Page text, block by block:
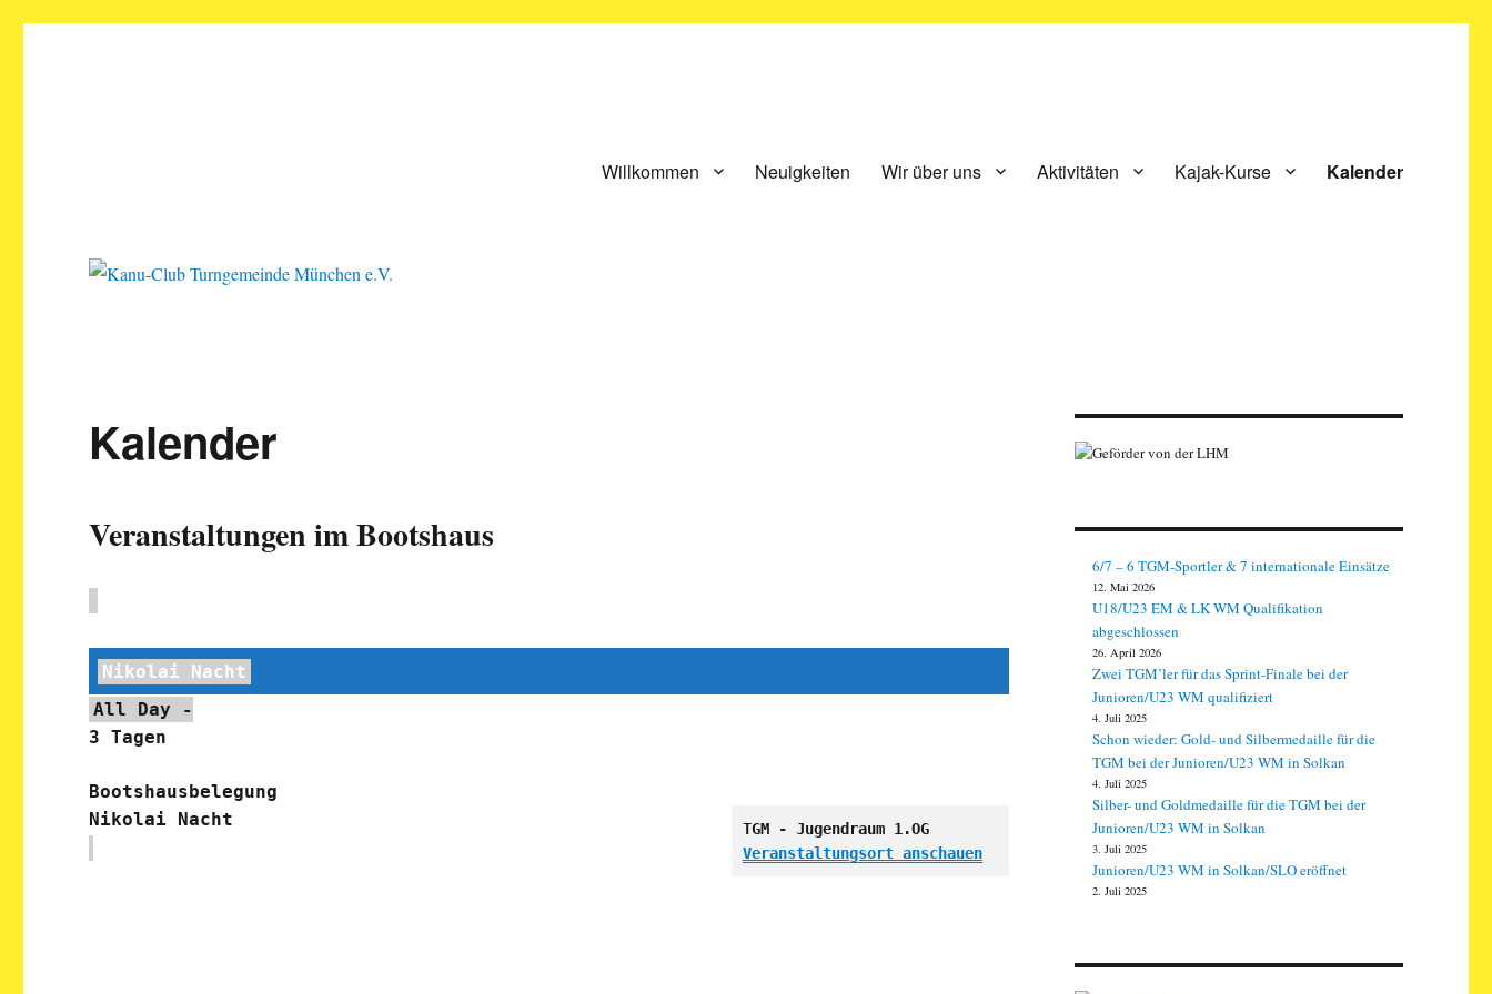
Willkommen Neuigkeiten Wir über uns Aktivitäten Kajak-Kurse Kalender
Kalender
Veranstaltungen im Bootshaus
Nikolai Nacht
All Day -
3 Tagen
Bootshausbelegung
TGM - Jugendraum 1.OG
Veranstaltungsort anschauen
Nikolai Nacht
6/7 – 6 TGM-Sportler & 7 internationale Einsätze
12. Mai 2026
U18/U23 EM & LK WM Qualifikation
abgeschlossen
26. April 2026
Zwei TGM’ler für das Sprint-Finale bei der
Junioren/U23 WM qualifiziert
4. Juli 2025
Schon wieder: Gold- und Silbermedaille für die
TGM bei der Junioren/U23 WM in Solkan
4. Juli 2025
Silber- und Goldmedaille für die TGM bei der
Junioren/U23 WM in Solkan
3. Juli 2025
Junioren/U23 WM in Solkan/SLO eröffnet
2. Juli 2025